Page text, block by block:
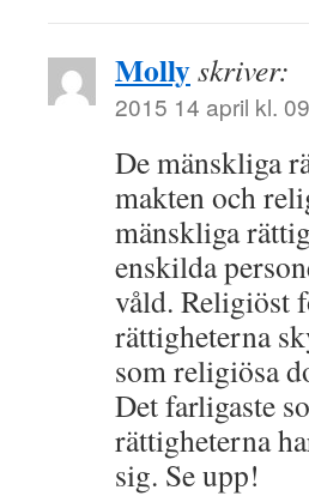
Mollyskriver:
2015 14 april kl.
De mänskliga
makten och
mänskliga
enskilda
våld. Religiöst
rättigheterna
som religiösa
Det farligaste
rättigheterna
sig. Se upp!